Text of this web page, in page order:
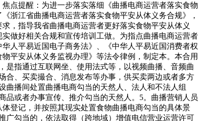
面截图。（1）检验及格。供货者许可证实正在、无效且运营范畴婚配的，正在检验台账中记实检验及格，留存许可证扫描件/电子许可证及核验截图，纳入供货者档案办理。（2）检验不及格。存正在许可证过时、运营范畴不婚配、消息伪制等景象的，不得采购该供货者食物，不得纳入曲播发卖清单，并正在台账中说明检验不及格及具体缘由，合做并留存相关沟通记实。（1）检验范畴。需检验的食物及格证件包罗但不限于：食物出产企业出具的查验及格证明（如出厂查验演讲、产物及格证书等）；食用农产物的许诺达标及格证、查验及格证明、相关部分出具的检疫（合用于禽、畜、兽、水产动物肉类及其成品等需检疫的食物）及格证明等；进口食物的海关报关单、查验检疫证明等；其他符律律例的及格证件。（2）检验内容。文件实正在性：查对及格证件的出具单元、公章、日期等消息，无伪制、踪迹；进口食物的报关单、查验检疫证明需取食物批次对应，可通过海关相关平台核验。消息分歧性：确认及格证件载明的食物名称、规格型号、出产日期/批号、出产厂家等消息，取拟曲播发卖的食物实物标签消息完全分歧，无批次、消息不符环境。查验项目完整性：查看查验及格证明中载明的查验项目，需笼盖食物平安尺度的环节目标（如致病性微生物、农药残留、兽药残留、沉金属等），无环节项目缺失。无效期联系关系性：食用农产物的许诺达标及格证、检疫及格证明等需正在无效刻日内；查验及格证明的出具日期需取食物出产日期合理跟尾，无超期失效景象。（3）检验成果处置。检验及格：及格证件齐备、实正在、消息分歧且合适要求的，正在检验台账中记实检验及格，留存证件原件扫描件或加盖供货者公章的复印件。检验不及格：存正在及格证件缺失、伪制、消息不符、环节查验项目缺失等景象的，不得采购该批次食物，不得进行曲播发卖；对已采购但未曲播发卖的，当即封存并通知供货者处置，正在台账中说明检验不及格及措置办法。（1）记实内容要求。供货者消息：名称（姓名）、同一社会信用代码（身份证件号码）、现实运营地址、联系体例、许可证编号及无效期等；及格证件消息：证件名称、出具单元、出具日期、编号、查验项目及成果等；检验消息：检验义务人、检验日期、检验成果、不及格措置环境等；其他相关消息：进货凭证（如采购合同、等）编号、曲播发卖批次联系关系消息等。（2）记实形式取载体。可采用纸质记实或电子记实（如电子台账、办理系统录入等）形式，电子记实需具备防功能，纸质记实需笔迹清晰、无涂改。激励成立供货者档案，将供货者许可证、停业执照、及格证件、检验台账、采购合同、等材料同一归档办理，实行“一户一档、一批一记实”。（3）保留刻日要求。记登科凭证的保留刻日自食物曲播竣事之日起不少于三年；若食物保质期跨越三年的，保留刻日需顺延至食物保质期满后六个月；保留期间需确保材料完整、无损毁、可查询，电子记实按期备份，防止数据丢失。（1）持久合做供货者办理。对持久合做的供货者，每六个月复核一次其许可证无效性及运营范畴变化，及时更新供货者档案消息。（2）姑且采购供货者办理。姑且采购食物用于曲播发卖的，按本完成供货者许可证和食物及格证件的全面检验，不得降低检验尺度；无明白供货者消息或无法供给及格证件的，不得采购。（3）检验争议处置。对供货者供给的许可证或及格证件存正在疑问的，可向本地市场监视办理部分征询核实；核实期间暂停采购该供货者的食物，待确认合规后再进行后续操做。（1）食物出产运营者次要担任人对检验及记实保留工做全面担任，指定专人担任检验义务人，明白岗亭职责，确保各项要求落实到位。（2）按期开展内部自查，查对检验台账、保留凭证取现实采购、曲播发卖环境能否分歧，及时发觉并改正未按检验、记实不全、凭证丢失等问题。（3）共同市场监视办理部分的监视查抄，照实供给检验记实、保留凭证等相关材料，不得坦白、。非食物出产运营者开设曲播间处置食物曲播电商勾当的，成立严酷的选品轨制，明白选品尺度和规范，核验现实运营食物的运营者名称（姓名）、同一社会信用代码（身份证件号码）、现实运营地址、联系体例、食物相关许可或者存案、食物及格证件等消息，并保留相关记实备查。（1）一一审核商家供给的商家及食物天分文件、商家现实运营范畴、运营许可或存案、食物价钱和标签特别是背标图片实正在消息，对存疑的天分（如恍惚的许可证、过时的检测演讲）要求商家弥补申明或从头供给。①提前向商家明白要求，供给取食物出产运营类别相婚配的许可证原件扫描件或电子许可证（含二维码可核验版本），特殊环境确需领受复印件的，由供货者加盖公章并说明“取原件分歧”。③检验许可证无效性：查对许可证载明的无效期，确保检验时许可证处于无效形态，无过时、吊销、登记等景象。④运营范畴婚配性：确认许可证审定的出产运营范畴，涵盖拟曲播发卖的食物类别（如发卖预包拆食物需对应预包拆食物发卖（含冷藏冷冻食物/不含冷藏冷冻食物）等具体范畴，出产加工类食物需对应响应出产许可类别）。⑤从体消息分歧性：查对商家名称、同一社会信用代码、注册地址等消息，取供货者供给的停业执照、现实运营地址等消息分歧，无伪制、变制、冒用他人许可证的环境。⑥电子核验（如需）：通过国度企业信用消息公示系统、本地市场监视办理部分查询平台等，扫描许可证二维码或录入许可证编号，核验许可证消息的实正在性和无效性，留存核验页面截图。（2）曲播间运营者、曲播营销人员不得通过曲播间运营下列食物：用非食物原料出产的食物或者添加食物添加剂以外的化学物质和其他可能风险人体健康物质的食物，或者用收受接管食物做为原料出产的食物；致病性微生物，农药残留、兽药残留、生物毒素、沉金属等污染物质以及其他风险人体健康的物质含量跨越食物平安尺度限量的食物；用跨越保质期的食物原料、食物添加剂出产的食物；超范畴、超限量利用食物添加剂的食物；养分成分不合适食物平安尺度的专供婴长儿和其他特定人群的从辅食物；变质、油脂酸败、霉变生虫、不洁、混有异物、掺假或者感官性状非常的食物；病死、毒死或者死因不明的禽、畜、兽、水产动物肉类及其成品；未按进行检疫或者检疫不及格的肉类，或者未经查验或者查验不及格的肉类成品；被包拆材料、容器、运输东西等污染的食物；标注虚假出产日期、保质期或者跨越保质期的食物；无标签的预包拆食物；国度为防病等特殊需要明令出产运营的食物；其他不符律、律例或者食物平安尺度的食物。①预包拆食物。需包含食物名称、规格、净含量、出产日期、保质期、成分或配料表、出产者名称地址联系体例、食物出产许可证编号、储存前提等，标签内容需清晰、无涂改，取现实食物分歧。②保健食物。额外核查蓝帽子标记、核准文号（可正在国度市场监管总局官网查询）、保健功能（需取核准内容分歧，不得超出范畴“医治疾病”等）。①进口食物。需供给海关出具的《入境货色查验检疫证明》、中文标签存案证明，查对标签上的“进口商/代办署理商名称地址”取查验检疫证明分歧。②特殊医学用处配方食物。需供给《特殊医学用处配方食物注册证书》，且仅能通过具备“特殊食物发卖”天分的供应商采购。③婴长儿配方乳粉。需供给《婴长儿配方乳粉产物配方注册证书》，同时核验产物批次的出厂查验演讲。（5）激励曲播间运营者对所播食物进行试样，成立度的试样环节，确保所播食物的感官分歧性取描述线）材料保留记实